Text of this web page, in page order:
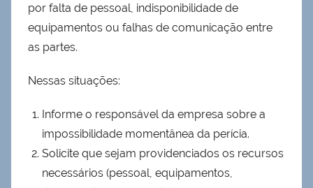
por falta de pessoal, indisponibilidade de
equipamentos ou falhas de comunicação entre
as partes.
Nessas situações:
Informe o responsável da empresa sobre a
impossibilidade momentânea da perícia.
Solicite que sejam providenciados os recursos
necessários (pessoal, equipamentos,